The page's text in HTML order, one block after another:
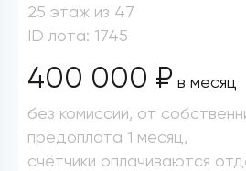
25 этаж из 47
ID лота: 1745
400 000 ₽ в месяц
без комиссии, от
предоплата 1 месяц,
счётчики оплачиваются